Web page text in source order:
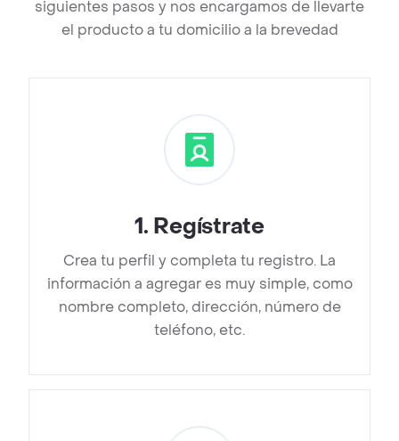
siguientes pasos y nos encargamos de llevarte
el producto a tu domicilio a la brevedad
1. Regístrate
Crea tu perfil y completa tu registro. La
información a agregar es muy simple, como
nombre completo, dirección, número de
teléfono, etc.